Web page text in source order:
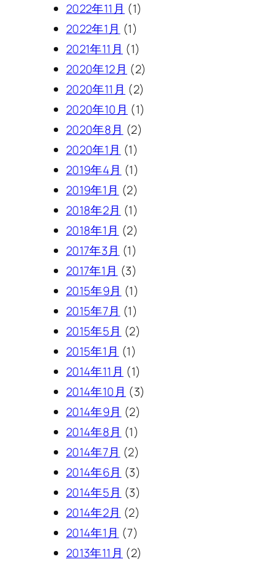
2022年11月 (1)
2022年1月 (1)
2021年11月 (1)
2020年12月 (2)
2020年11月 (2)
2020年10月 (1)
2020年8月 (2)
2020年1月 (1)
2019年4月 (1)
2019年1月 (2)
2018年2月 (1)
2018年1月 (2)
2017年3月 (1)
2017年1月 (3)
2015年9月 (1)
2015年7月 (1)
2015年5月 (2)
2015年1月 (1)
2014年11月 (1)
2014年10月 (3)
2014年9月 (2)
2014年8月 (1)
2014年7月 (2)
2014年6月 (3)
2014年5月 (3)
2014年2月 (2)
2014年1月 (7)
2013年11月 (2)